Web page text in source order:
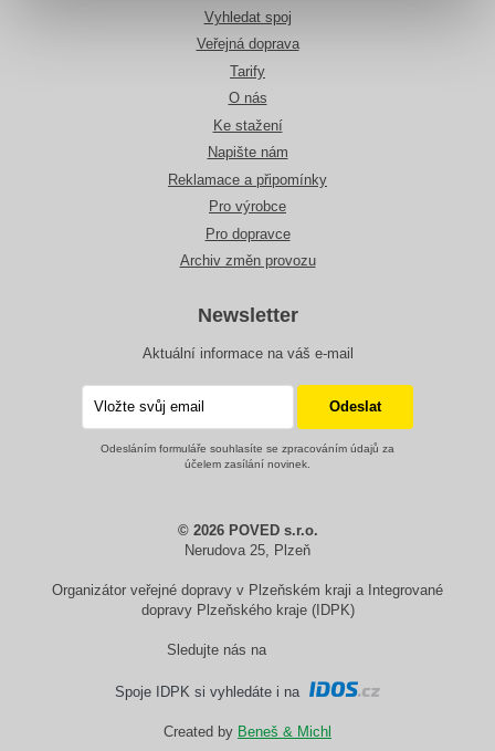
Vyhledat spoj
Veřejná doprava
Tarify
O nás
Ke stažení
Napište nám
Reklamace a připomínky
Pro výrobce
Pro dopravce
Archiv změn provozu
Newsletter
Aktuální informace na váš e-mail
Odesláním formuláře souhlasíte se zpracováním údajů za
účelem zasílání novinek.
© 2026 POVED s.r.o.
Nerudova 25, Plzeň
Organizátor veřejné dopravy v Plzeňském kraji a Integrované
dopravy Plzeňského kraje (IDPK)
Sledujte nás na
Spoje IDPK si vyhledáte i na
Created by Beneš & Michl